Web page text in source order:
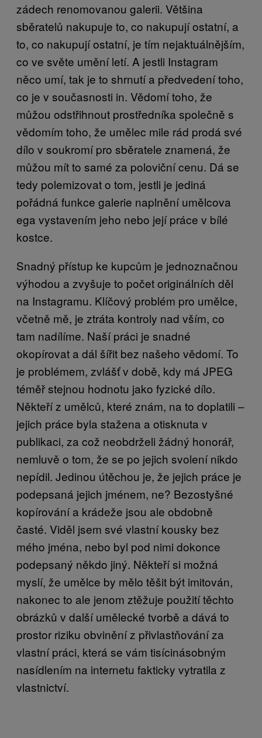
zádech renomovanou galerii. Většina
sběratelů nakupuje to, co nakupují ostatní, a
to, co nakupují ostatní, je tím nejaktuálnějším,
co ve světe umění letí. A jestli Instagram
něco umí, tak je to shrnutí a předvedení toho,
co je v současnosti in. Vědomí toho, že
můžou odstřihnout prostředníka společně s
vědomím toho, že umělec mile rád prodá své
dílo v soukromí pro sběratele znamená, že
můžou mít to samé za poloviční cenu. Dá se
tedy polemizovat o tom, jestli je jediná
pořádná funkce galerie naplnění umělcova
ega vystavením jeho nebo její práce v bílé
kostce.
Snadný přístup ke kupcům je jednoznačnou
výhodou a zvyšuje to počet originálních děl
na Instagramu. Klíčový problém pro umělce,
včetně mě, je ztráta kontroly nad vším, co
tam nadílíme. Naší práci je snadné
okopírovat a dál šířit bez našeho vědomí. To
je problémem, zvlášť v době, kdy má JPEG
téměř stejnou hodnotu jako fyzické dílo.
Někteří z umělců, které znám, na to doplatili –
jejich práce byla stažena a otisknuta v
publikaci, za což neobdrželi žádný honorář,
nemluvě o tom, že se po jejich svolení nikdo
nepídil. Jedinou útěchou je, že jejich práce je
podepsaná jejich jménem, ne? Bezostyšné
kopírování a krádeže jsou ale obdobně
časté. Viděl jsem své vlastní kousky bez
mého jména, nebo byl pod nimi dokonce
podepsaný někdo jiný. Někteří si možná
myslí, že umělce by mělo těšit být imitován,
nakonec to ale jenom ztěžuje použití těchto
obrázků v další umělecké tvorbě a dává to
prostor riziku obvinění z přivlastňování za
vlastní práci, která se vám tisícinásobným
nasídlením na internetu fakticky vytratila z
vlastnictví.